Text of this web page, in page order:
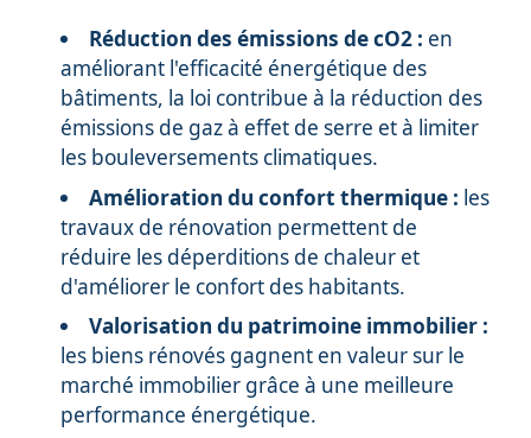
Réduction des émissions de cO2 : en
améliorant l'efficacité énergétique des
bâtiments, la loi contribue à la réduction des
émissions de gaz à effet de serre et à limiter
les bouleversements climatiques.
Amélioration du confort thermique : les
travaux de rénovation permettent de
réduire les déperditions de chaleur et
d'améliorer le confort des habitants.
Valorisation du patrimoine immobilier :
les biens rénovés gagnent en valeur sur le
marché immobilier grâce à une meilleure
performance énergétique.